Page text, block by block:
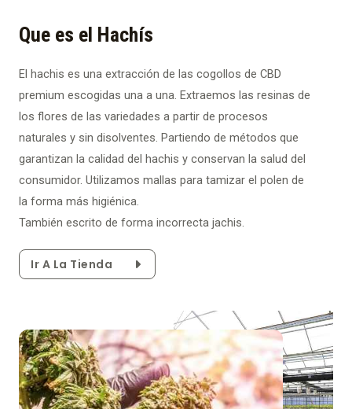
Que es el Hachís
El hachis es una extracción de las cogollos de CBD
premium escogidas una a una. Extraemos las resinas de
los flores de las variedades a partir de procesos
naturales y sin disolventes. Partiendo de métodos que
garantizan la calidad del hachis y conservan la salud del
consumidor. Utilizamos mallas para tamizar el polen de
la forma más higiénica.
También escrito de forma incorrecta jachis.
Ir A La Tienda